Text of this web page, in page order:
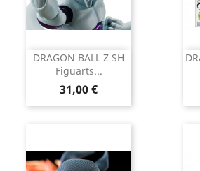
DRAGON BALL Z SH
Figuarts...
Prix
31,00 €